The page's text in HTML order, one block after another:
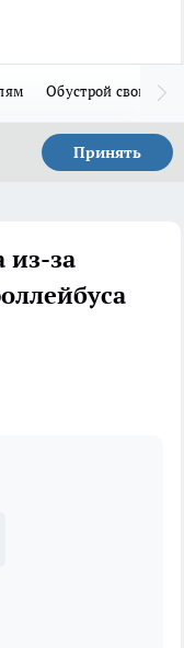
Обустрой свой дом
Принять
из-за